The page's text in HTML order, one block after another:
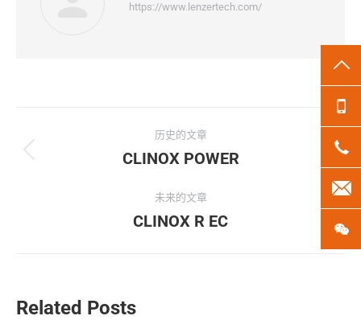
https://www.lenzertech.com/
章
历史的文章
历
的
文
CLINOX POWER
未来的文章
未
CLINOX R EC
Related Posts
微